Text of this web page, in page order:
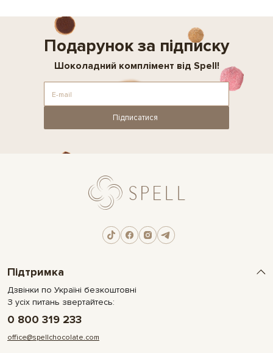
Подарунок за підписку
Шоколадний комплімент від Spell!
Підписатися
Підтримка
Дзвінки по Україні безкоштовні
З усіх питань звертайтесь:
0 800 319 233
office@spellchocolate.com